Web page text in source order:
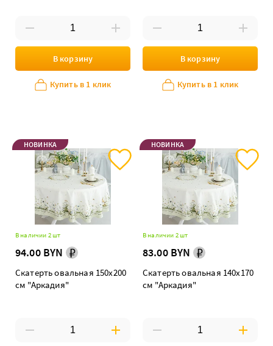
В корзину
Купить в 1 клик
В корзину
Купить в 1 клик
НОВИНКА
В наличии 2 шт
94.00 BYN
Скатерть овальная 150х200
см "Аркадия"
НОВИНКА
В наличии 2 шт
83.00 BYN
Скатерть овальная 140х170
см "Аркадия"